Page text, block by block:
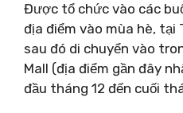
Được tổ chức vào các
địa điểm vào mùa hè, tại
sau đó di chuyển vào
Mall (địa điểm gần đây
đầu tháng 12 đến cuối